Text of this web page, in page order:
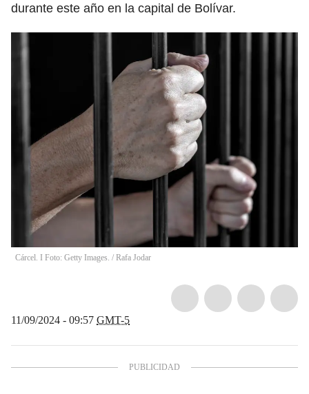
durante este año en la capital de Bolívar.
Cárcel. I Foto: Getty Images. / Rafa Jodar
11/09/2024 - 09:57 GMT-5